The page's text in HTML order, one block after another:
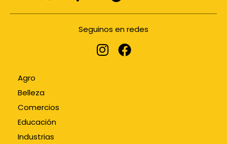
Seguinos en redes
Agro
Belleza
Comercios
Educación
Industrias